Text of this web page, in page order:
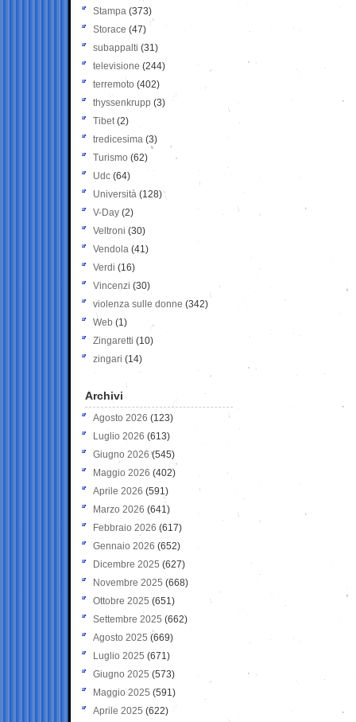
Stampa (373)
Storace (47)
subappalti (31)
televisione(244)
terremoto (402)
thyssenkrupp (3)
Tibet(2)
tredicesima (3)
Turismo (62)
Udc (64)
Università (128)
V-Day (2)
Veltroni (30)
Vendola (41)
Verdi (16)
Vincenzi (30)
violenza sulle donne (342)
Web (1)
Zingaretti (10)
zingari (14)
Archivi
Agosto 2026 (123)
Luglio 2026 (613)
Giugno 2026 (545)
Maggio 2026 (402)
Aprile 2026 (591)
Marzo 2026 (641)
Febbraio 2026 (617)
Gennaio 2026 (652)
Dicembre 2025 (627)
Novembre 2025 (668)
Ottobre 2025 (651)
Settembre 2025 (662)
Agosto 2025 (669)
Luglio 2025 (671)
Giugno 2025 (573)
Maggio 2025 (591)
Aprile 2025 (622)